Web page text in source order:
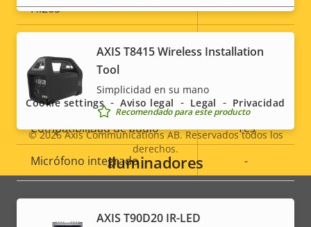
H.265 –
Audio
Descripción
de
propiedad
Valor de
la
propiedad
Compatibilidad de audio Yes
Micrófono integrado -
Integración del sistema
AXIS T8415 Wireless Installation
Tool
Simplicidad en su mano
Recomendado para este producto
Iluminadores
AXIS T90D20 IR-LED
Social
menu
Legal
menu
© 2026Axis Communications AB. Reservados todos los
derechos.
Cookie settings Aviso legal Legal Privacidad